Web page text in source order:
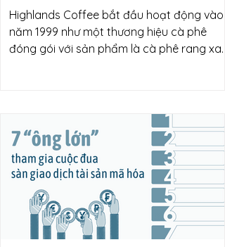
Highlands Coffee bắt đầu hoạt động vào
năm 1999 như một thương hiệu cà phê
đóng gói với sản phẩm là cà phê rang xay
quý III/2025 của Tập đoàn Jollibee Foods
Corporation (JFC) đến từ Philippines, cũng
là công ty mẹ của Highlands Coffee, cho
thấy chuỗi cà phê lớn nhất Việt Nam tiếp
tục lập đỉnh lợi nhuận mới. Ảnh: Highlands
Coffee Cụ thể, lợi nhuận EBITDA tron